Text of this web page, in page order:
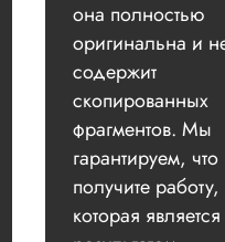
она полностью
оригинальна и
содержит
скопированных
фрагментов. Мы
гарантируем,
получите работу,
которая является